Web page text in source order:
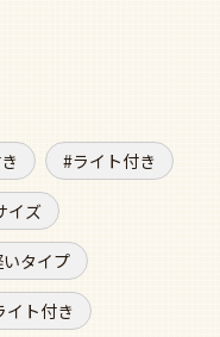
ライト付き
イズ
タイプ
イト付き